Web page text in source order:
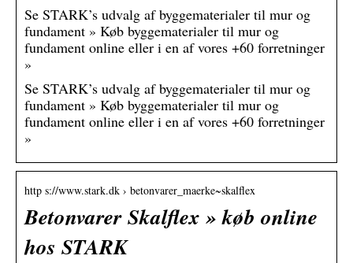
Se STARK’s udvalg af byggematerialer til mur og
fundament » Køb byggematerialer til mur og
fundament online eller i en af vores +60 forretninger
»
Se STARK’s udvalg af byggematerialer til mur og
fundament » Køb byggematerialer til mur og
fundament online eller i en af vores +60 forretninger
»
http s://www.stark.dk › betonvarer_maerke~skalflex
Betonvarer Skalflex » køb online
hos STARK